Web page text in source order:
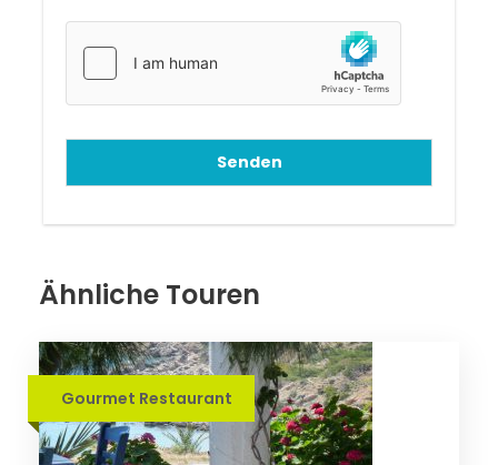
Senden
Ähnliche Touren
Gourmet Restaurant